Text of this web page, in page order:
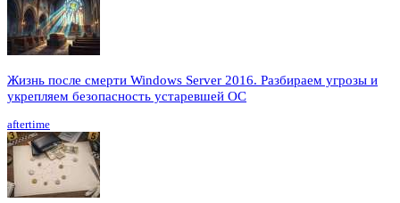
Жизнь после смерти Windows Server 2016. Разбираем угрозы и
укрепляем безопасность устаревшей ОС
aftertime